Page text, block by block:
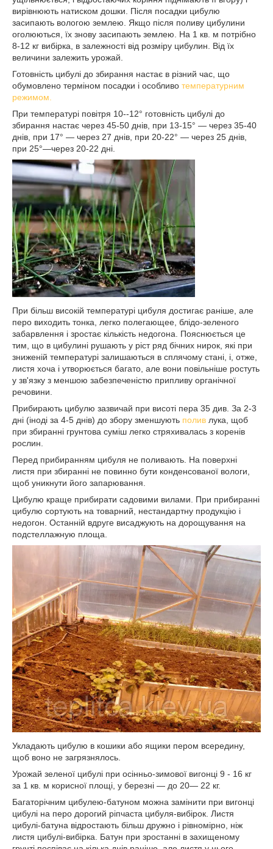
вирівнюють натиском дошки. Після посадки цибулю
засипають вологою землею. Якщо після поливу цибулини
оголюються, їх знову засипають землею. На 1 кв. м потрібно
8-12 кг вибірка, в залежності від розміру цибулин. Від їх
величини залежить урожай.
Готовність цибулі до збирання настає в різний час, що
обумовлено терміном посадки і особливо температурним
режимом.
При температурі повітря 10--12° готовність цибулі до
збирання настає через 45-50 днів, при 13-15° — через 35-40
днів, при 17° — через 27 днів, при 20-22° — через 25 днів,
при 25°—через 20-22 дні.
При більш високій температурі цибуля достигає раніше, але
перо виходить тонка, легко полегающее, блідо-зеленого
забарвлення і зростає кількість недогона. Пояснюється це
тим, що в цибулині рушають у ріст ряд бічних нирок, які при
зниженій температурі залишаються в сплячому стані, і, отже,
листя хоча і утворюється багато, але вони повільніше ростуть
у зв'язку з меншою забезпеченістю припливу органічної
речовини.
Прибирають цибулю зазвичай при висоті пера 35 див. За 2-3
дні (іноді за 4-5 днів) до збору зменшують полив лука, щоб
при збиранні грунтова суміш легко стряхивалась з коренів
рослин.
Перед прибиранням цибуля не поливають. На поверхні
листя при збиранні не повинно бути конденсованої вологи,
щоб уникнути його запарювання.
Цибулю краще прибирати садовими вилами. При прибиранні
цибулю сортують на товарний, нестандартну продукцію і
недогон. Останній вдруге висаджують на дорощування на
подстеллажную площа.
Укладають цибулю в кошики або ящики пером всередину,
щоб воно не загрязнялось.
Урожай зеленої цибулі при осінньо-зимової вигонці 9 - 16 кг
за 1 кв. м корисної площі, у березні — до 20— 22 кг.
Багаторічним цибулею-батуном можна замінити при вигонці
цибулі на перо дорогий ріпчаста цибуля-вибірок. Листя
цибулі-батуна відростають більш дружно і рівномірно, ніж
листя цибулі-вибірка. Батун при зростанні в захищеному